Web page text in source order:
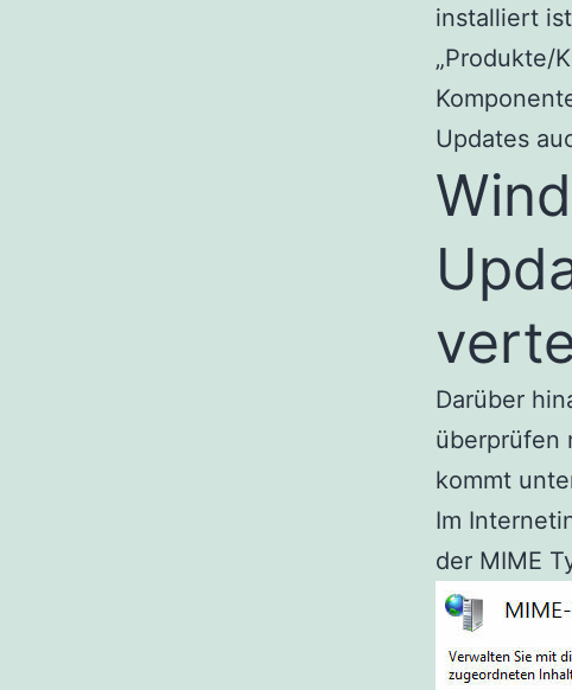
installiert
„Produkte/
Updates
Darüber
überprüfen
kommt
Im
der MIME